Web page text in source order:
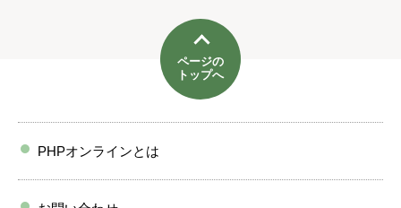
ページの
トップへ
PHPオンラインとは